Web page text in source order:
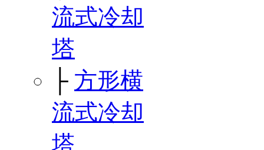
流式冷却
塔
├ 方形横
流式冷却
塔